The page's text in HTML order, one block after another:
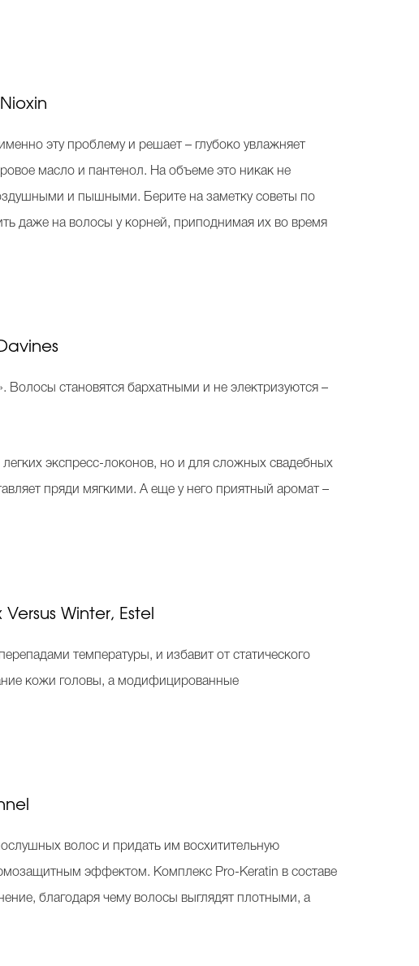
эту проблему и решает – глубоко увлажняет
масло и пантенол. На объеме это никак не
и пышными. Берите на заметку советы по
даже на волосы у корней, приподнимая их во время
Волосы становятся бархатными и не электризуются –
экспресс-локонов, но и для сложных свадебных
пряди мягкими. А еще у него приятный аромат –
Winter, Estel
температуры, и избавит от статического
кожи головы, а модифицированные
волос и придать им восхитительную
эффектом. Комплекс Pro-Keratin в составе
благодаря чему волосы выглядят плотными, а